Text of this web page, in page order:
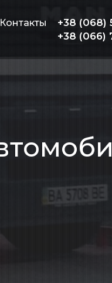
Контакты
+38 (068)
+38 (066)